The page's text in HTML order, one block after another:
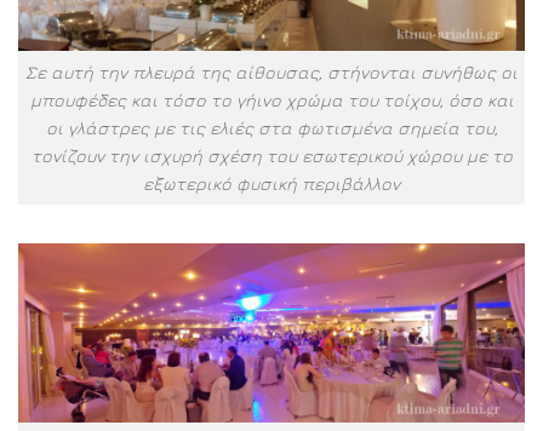
Σε αυτή την πλευρά της αίθουσας, στήνονται συνήθως οι
μπουφέδες και τόσο το γήινο χρώμα του τοίχου, όσο και
οι γλάστρες με τις ελιές στα φωτισμένα σημεία του,
τονίζουν την ισχυρή σχέση του εσωτερικού χώρου με το
εξωτερικό φυσική περιβάλλον